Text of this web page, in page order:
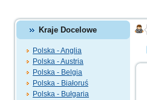
Kraje Docelowe
Polska - Anglia
Polska - Austria
Polska - Belgia
Polska - Białoruś
Polska - Bułgaria